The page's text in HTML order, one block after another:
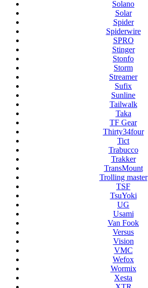
Solano
Solar
Spider
Spiderwire
SPRO
Stinger
Stonfo
Storm
Streamer
Sufix
Sunline
Tailwalk
Taka
TF Gear
Thirty34four
Tict
Trabucco
Trakker
TransMount
Trolling master
TSF
TsuYoki
UG
Usami
Van Fook
Versus
Vision
VMC
Wefox
Wormix
Xesta